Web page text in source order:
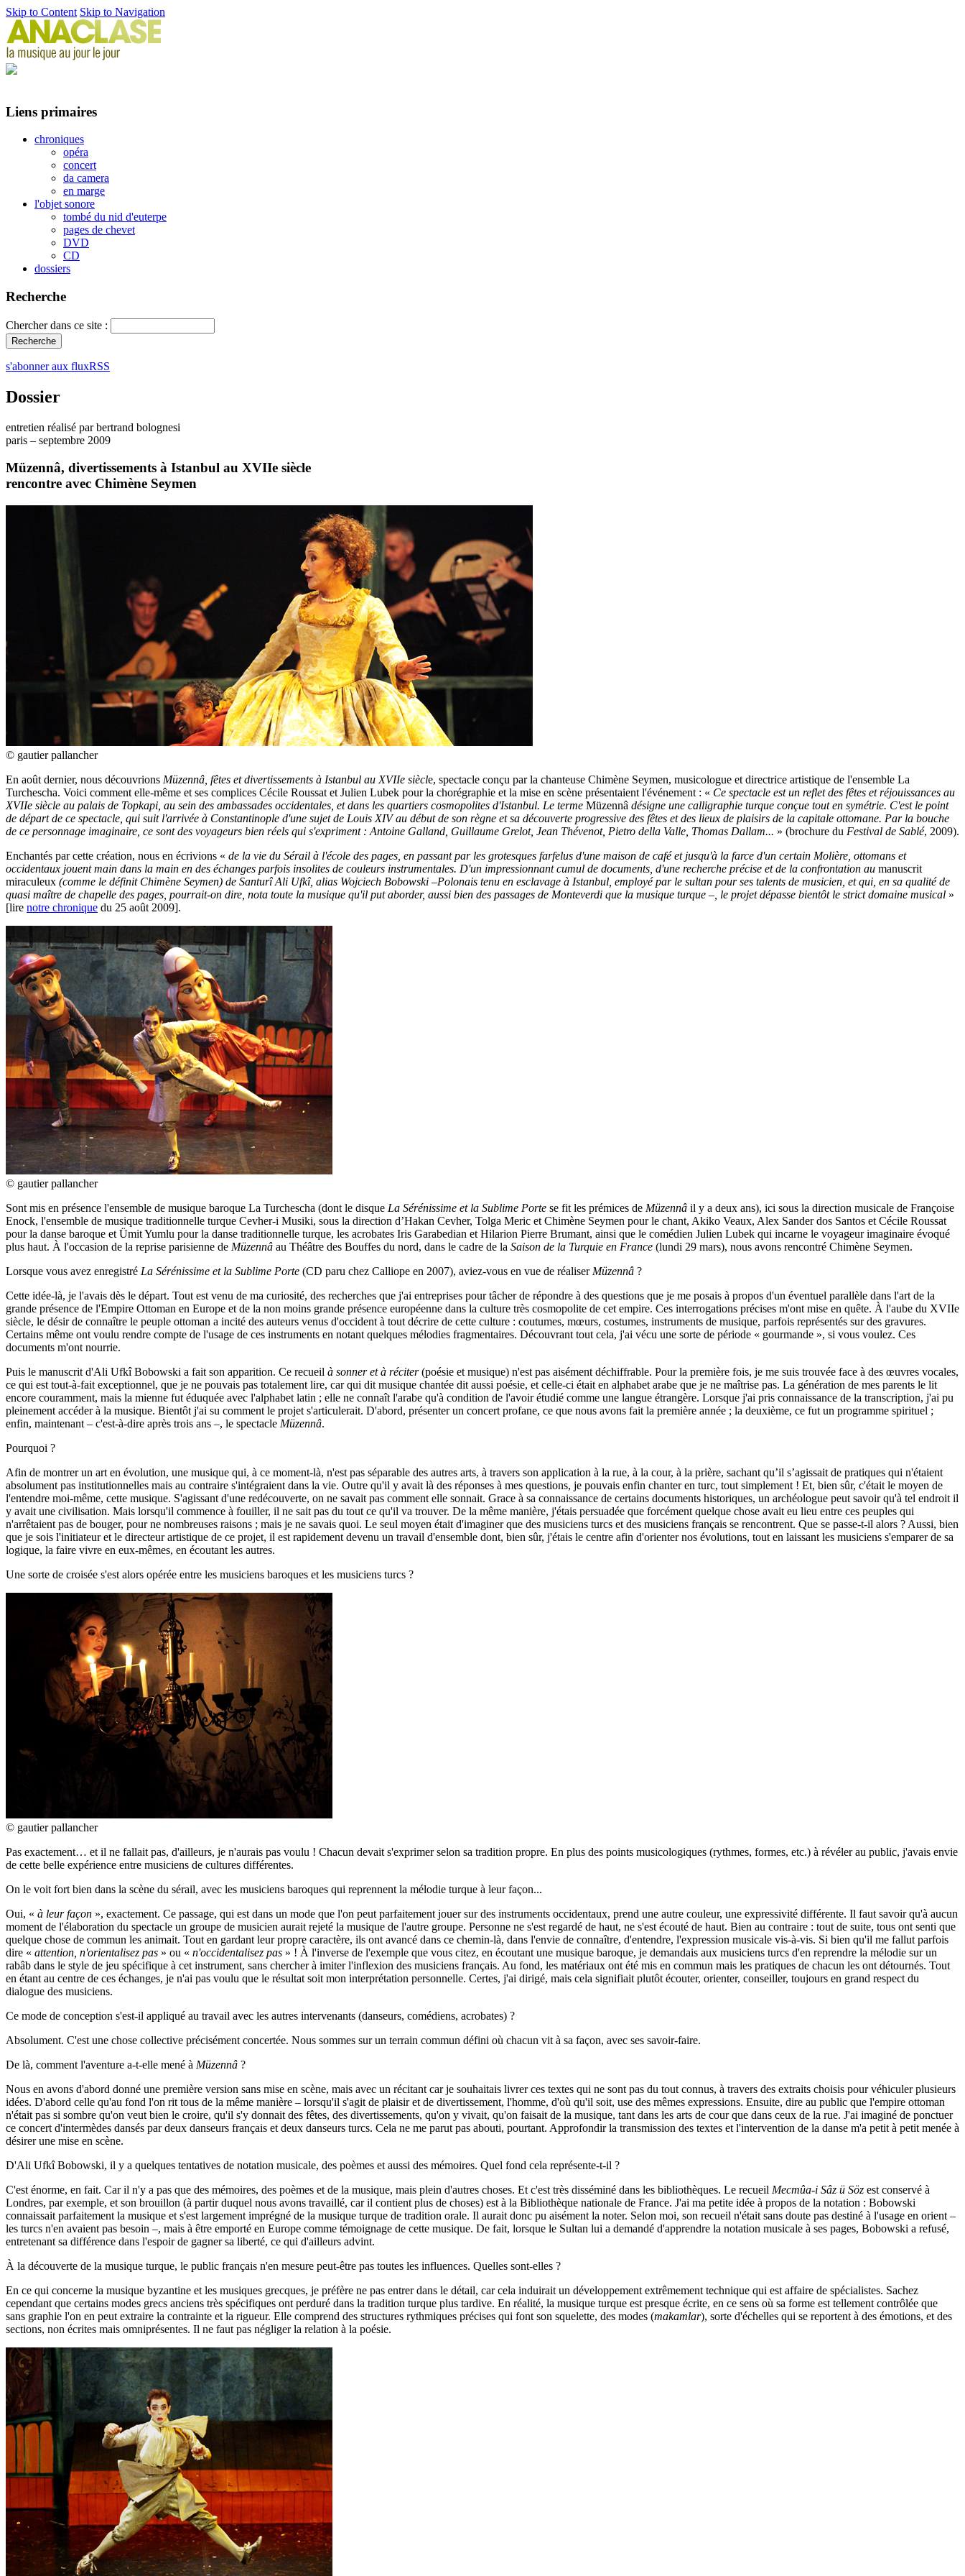
Skip to Content Skip to Navigation
Liens primaires
chroniques
opéra
concert
da camera
en marge
l'objet sonore
tombé du nid d'euterpe
pages de chevet
DVD
CD
dossiers
Recherche
Chercher dans ce site :
s'abonner aux fluxRSS
Dossier
entretien réalisé par bertrand bolognesi
paris – septembre 2009
Müzennâ, divertissements à Istanbul au XVIIe siècle
rencontre avec Chimène Seymen
© gautier pallancher
En août dernier, nous découvrions Müzennâ, fêtes et divertissements à Istanbul au XVIIe siècle, spectacle conçu par la chanteuse Chimène Seymen, musicologue et directrice artistique de l'ensemble La
Turchescha. Voici comment elle-même et ses complices Cécile Roussat et Julien Lubek pour la chorégraphie et la mise en scène présentaient l'événement : « Ce spectacle est un reflet des fêtes et réjouissances au
XVIIe siècle au palais de Topkapi, au sein des ambassades occidentales, et dans les quartiers cosmopolites d'Istanbul. Le terme Müzennâ désigne une calligraphie turque conçue tout en symétrie. C'est le point
de départ de ce spectacle, qui suit l'arrivée à Constantinople d'une sujet de Louis XIV au début de son règne et sa découverte progressive des fêtes et des lieux de plaisirs de la capitale ottomane. Par la bouche
de ce personnage imaginaire, ce sont des voyageurs bien réels qui s'expriment : Antoine Galland, Guillaume Grelot, Jean Thévenot, Pietro della Valle, Thomas Dallam... » (brochure du Festival de Sablé, 2009).
Enchantés par cette création, nous en écrivions « de la vie du Sérail à l'école des pages, en passant par les grotesques farfelus d'une maison de café et jusqu'à la farce d'un certain Molière, ottomans et
occidentaux jouent main dans la main en des échanges parfois insolites de couleurs instrumentales. D'un impressionnant cumul de documents, d'une recherche précise et de la confrontation au manuscrit
miraculeux (comme le définit Chimène Seymen) de Santurî Ali Ufkî, alias Wojciech Bobowski –Polonais tenu en esclavage à Istanbul, employé par le sultan pour ses talents de musicien, et qui, en sa qualité de
quasi maître de chapelle des pages, pourrait-on dire, nota toute la musique qu'il put aborder, aussi bien des passages de Monteverdi que la musique turque –, le projet dépasse bientôt le strict domaine musical »
[lire notre chronique du 25 août 2009].
© gautier pallancher
Sont mis en présence l'ensemble de musique baroque La Turchescha (dont le disque La Sérénissime et la Sublime Porte se fit les prémices de Müzennâ il y a deux ans), ici sous la direction musicale de Françoise
Enock, l'ensemble de musique traditionnelle turque Cevher-i Musiki, sous la direction d’Hakan Cevher, Tolga Meric et Chimène Seymen pour le chant, Akiko Veaux, Alex Sander dos Santos et Cécile Roussat
pour la danse baroque et Ümit Yumlu pour la danse traditionnelle turque, les acrobates Iris Garabedian et Hilarion Pierre Brumant, ainsi que le comédien Julien Lubek qui incarne le voyageur imaginaire évoqué
plus haut. À l'occasion de la reprise parisienne de Müzennâ au Théâtre des Bouffes du nord, dans le cadre de la Saison de la Turquie en France (lundi 29 mars), nous avons rencontré Chimène Seymen.
Lorsque vous avez enregistré La Sérénissime et la Sublime Porte (CD paru chez Calliope en 2007), aviez-vous en vue de réaliser Müzennâ ?
Cette idée-là, je l'avais dès le départ. Tout est venu de ma curiosité, des recherches que j'ai entreprises pour tâcher de répondre à des questions que je me posais à propos d'un éventuel parallèle dans l'art de la
grande présence de l'Empire Ottoman en Europe et de la non moins grande présence européenne dans la culture très cosmopolite de cet empire. Ces interrogations précises m'ont mise en quête. À l'aube du XVIIe
siècle, le désir de connaître le peuple ottoman a incité des auteurs venus d'occident à tout décrire de cette culture : coutumes, mœurs, costumes, instruments de musique, parfois représentés sur des gravures.
Certains même ont voulu rendre compte de l'usage de ces instruments en notant quelques mélodies fragmentaires. Découvrant tout cela, j'ai vécu une sorte de période « gourmande », si vous voulez. Ces
documents m'ont nourrie.
Puis le manuscrit d'Ali Ufkî Bobowski a fait son apparition. Ce recueil à sonner et à réciter(poésie et musique) n'est pas aisément déchiffrable. Pour la première fois, je me suis trouvée face à des œuvres vocales,
ce qui est tout-à-fait exceptionnel, que je ne pouvais pas totalement lire, car qui dit musique chantée dit aussi poésie, et celle-ci était en alphabet arabe que je ne maîtrise pas. La génération de mes parents le lit
encore couramment, mais la mienne fut éduquée avec l'alphabet latin ; elle ne connaît l'arabe qu'à condition de l'avoir étudié comme une langue étrangère. Lorsque j'ai pris connaissance de la transcription, j'ai pu
pleinement accéder à la musique. Bientôt j'ai su comment le projet s'articulerait. D'abord, présenter un concert profane, ce que nous avons fait la première année ; la deuxième, ce fut un programme spirituel ;
enfin, maintenant – c'est-à-dire après trois ans –, le spectacle Müzennâ.
Pourquoi ?
Afin de montrer un art en évolution, une musique qui, à ce moment-là, n'est pas séparable des autres arts, à travers son application à la rue, à la cour, à la prière, sachant qu’il s’agissait de pratiques qui n'étaient
absolument pas institutionnelles mais au contraire s'intégraient dans la vie. Outre qu'il y avait là des réponses à mes questions, je pouvais enfin chanter en turc, tout simplement ! Et, bien sûr, c'était le moyen de
l'entendre moi-même, cette musique. S'agissant d'une redécouverte, on ne savait pas comment elle sonnait. Grace à sa connaissance de certains documents historiques, un archéologue peut savoir qu'à tel endroit il
y avait une civilisation. Mais lorsqu'il commence à fouiller, il ne sait pas du tout ce qu'il va trouver. De la même manière, j'étais persuadée que forcément quelque chose avait eu lieu entre ces peuples qui
n'arrêtaient pas de bouger, pour ne nombreuses raisons ; mais je ne savais quoi. Le seul moyen était d'imaginer que des musiciens turcs et des musiciens français se rencontrent. Que se passe-t-il alors ? Aussi, bien
que je sois l'initiateur et le directeur artistique de ce projet, il est rapidement devenu un travail d'ensemble dont, bien sûr, j'étais le centre afin d'orienter nos évolutions, tout en laissant les musiciens s'emparer de sa
logique, la faire vivre en eux-mêmes, en écoutant les autres.
Une sorte de croisée s'est alors opérée entre les musiciens baroques et les musiciens turcs ?
© gautier pallancher
Pas exactement… et il ne fallait pas, d'ailleurs, je n'aurais pas voulu ! Chacun devait s'exprimer selon sa tradition propre. En plus des points musicologiques (rythmes, formes, etc.) à révéler au public, j'avais envie
de cette belle expérience entre musiciens de cultures différentes.
On le voit fort bien dans la scène du sérail, avec les musiciens baroques qui reprennent la mélodie turque à leur façon...
Oui, « à leur façon », exactement. Ce passage, qui est dans un mode que l'on peut parfaitement jouer sur des instruments occidentaux, prend une autre couleur, une expressivité différente. Il faut savoir qu'à aucun
moment de l'élaboration du spectacle un groupe de musicien aurait rejeté la musique de l'autre groupe. Personne ne s'est regardé de haut, ne s'est écouté de haut. Bien au contraire : tout de suite, tous ont senti que
quelque chose de commun les animait. Tout en gardant leur propre caractère, ils ont avancé dans ce chemin-là, dans l'envie de connaître, d'entendre, l'expression musicale vis-à-vis. Si bien qu'il me fallut parfois
dire « attention, n'orientalisez pas » ou « n'occidentalisez pas » ! À l'inverse de l'exemple que vous citez, en écoutant une musique baroque, je demandais aux musiciens turcs d'en reprendre la mélodie sur un
rabâb dans le style de jeu spécifique à cet instrument, sans chercher à imiter l'inflexion des musiciens français. Au fond, les matériaux ont été mis en commun mais les pratiques de chacun les ont détournés. Tout
en étant au centre de ces échanges, je n'ai pas voulu que le résultat soit mon interprétation personnelle. Certes, j'ai dirigé, mais cela signifiait plutôt écouter, orienter, conseiller, toujours en grand respect du
dialogue des musiciens.
Ce mode de conception s'est-il appliqué au travail avec les autres intervenants (danseurs, comédiens, acrobates) ?
Absolument. C'est une chose collective précisément concertée. Nous sommes sur un terrain commun défini où chacun vit à sa façon, avec ses savoir-faire.
De là, comment l'aventure a-t-elle mené à Müzennâ ?
Nous en avons d'abord donné une première version sans mise en scène, mais avec un récitant car je souhaitais livrer ces textes qui ne sont pas du tout connus, à travers des extraits choisis pour véhiculer plusieurs
idées. D'abord celle qu'au fond l'on rit tous de la même manière – lorsqu'il s'agit de plaisir et de divertissement, l'homme, d'où qu'il soit, use des mêmes expressions. Ensuite, dire au public que l'empire ottoman
n'était pas si sombre qu'on veut bien le croire, qu'il s'y donnait des fêtes, des divertissements, qu'on y vivait, qu'on faisait de la musique, tant dans les arts de cour que dans ceux de la rue. J'ai imaginé de ponctuer
ce concert d'intermèdes dansés par deux danseurs français et deux danseurs turcs. Cela ne me parut pas abouti, pourtant. Approfondir la transmission des textes et l'intervention de la danse m'a petit à petit menée à
désirer une mise en scène.
D'Ali Ufkî Bobowski, il y a quelques tentatives de notation musicale, des poèmes et aussi des mémoires. Quel fond cela représente-t-il ?
C'est énorme, en fait. Car il n'y a pas que des mémoires, des poèmes et de la musique, mais plein d'autres choses. Et c'est très disséminé dans les bibliothèques. Le recueil Mecmûa-i Sâz ü Söz est conservé à
Londres, par exemple, et son brouillon (à partir duquel nous avons travaillé, car il contient plus de choses) est à la Bibliothèque nationale de France. J'ai ma petite idée à propos de la notation : Bobowski
connaissait parfaitement la musique et s'est largement imprégné de la musique turque de tradition orale. Il aurait donc pu aisément la noter. Selon moi, son recueil n'était sans doute pas destiné à l'usage en orient –
les turcs n'en avaient pas besoin –, mais à être emporté en Europe comme témoignage de cette musique. De fait, lorsque le Sultan lui a demandé d'apprendre la notation musicale à ses pages, Bobowski a refusé,
entretenant sa différence dans l'espoir de gagner sa liberté, ce qui d'ailleurs advint.
À la découverte de la musique turque, le public français n'en mesure peut-être pas toutes les influences. Quelles sont-elles ?
En ce qui concerne la musique byzantine et les musiques grecques, je préfère ne pas entrer dans le détail, car cela induirait un développement extrêmement technique qui est affaire de spécialistes. Sachez
cependant que certains modes grecs anciens très spécifiques ont perduré dans la tradition turque plus tardive. En réalité, la musique turque est presque écrite, en ce sens où sa forme est tellement contrôlée que
sans graphie l'on en peut extraire la contrainte et la rigueur. Elle comprend des structures rythmiques précises qui font son squelette, des modes (makamlar), sorte d'échelles qui se reportent à des émotions, et des
sections, non écrites mais omniprésentes. Il ne faut pas négliger la relation à la poésie.